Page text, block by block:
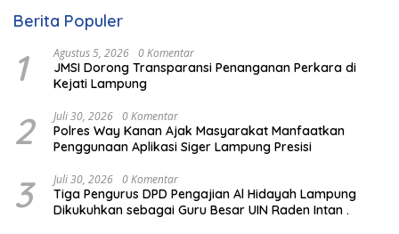
Berita Populer
1 Agustus 5, 2026 0 Komentar
JMSI Dorong Transparansi Penanganan Perkara di
Kejati Lampung
2 Juli 30, 2026 0 Komentar
Polres Way Kanan Ajak Masyarakat Manfaatkan
Penggunaan Aplikasi Siger Lampung Presisi
3 Juli 30, 2026 0 Komentar
Tiga Pengurus DPD Pengajian Al Hidayah Lampung
Dikukuhkan sebagai Guru Besar UIN Raden Intan .